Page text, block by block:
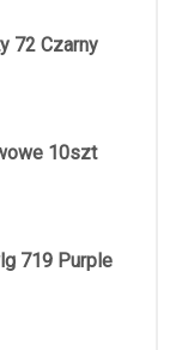
72 Czarny
10szt
719 Purple